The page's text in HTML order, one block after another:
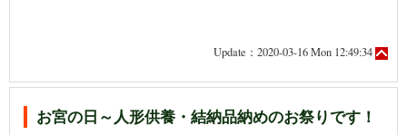
Update：2020-03-16 Mon 12:49:34
お宮の日～人形供養・結納品納めのお祭りです！